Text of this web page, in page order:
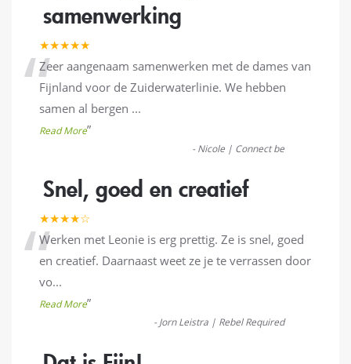
samenwerking
★★★★★
“Zeer aangenaam samenwerken met de dames van
Fijnland voor de Zuiderwaterlinie. We hebben
samen al bergen ...
Read More”
- Nicole | Connect be
Snel, goed en creatief
★★★★☆
“Werken met Leonie is erg prettig. Ze is snel, goed
en creatief. Daarnaast weet ze je te verrassen door
vo...
Read More”
- Jorn Leistra | Rebel Required